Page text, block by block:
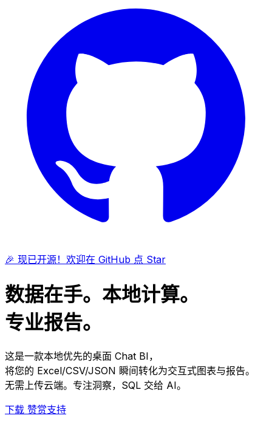
🎉 现已开源！欢迎在 GitHub 点 Star
数据在手。本地计算。
专业报告。
这是一款本地优先的桌面 Chat BI，
将您的 Excel/CSV/JSON 瞬间转化为交互式图表与报告。
无需上传云端。专注洞察，SQL 交给 AI。
下载 赞赏支持